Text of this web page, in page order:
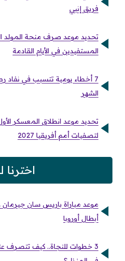
فريق إنبي
تحديد موعد صرف منحة المولد
المستفيدين في الأيام القادمة
7 أخطاء يومية تتسبب في نفاد
الشهر
تحديد موعد انطلاق المعسكر
لتصفيات أمم أفريقيا 2027
اخترنا
موعد مباراة باريس سان
أبطال أوروبا
3 خطوات للنجاة.. كيف تتصرف